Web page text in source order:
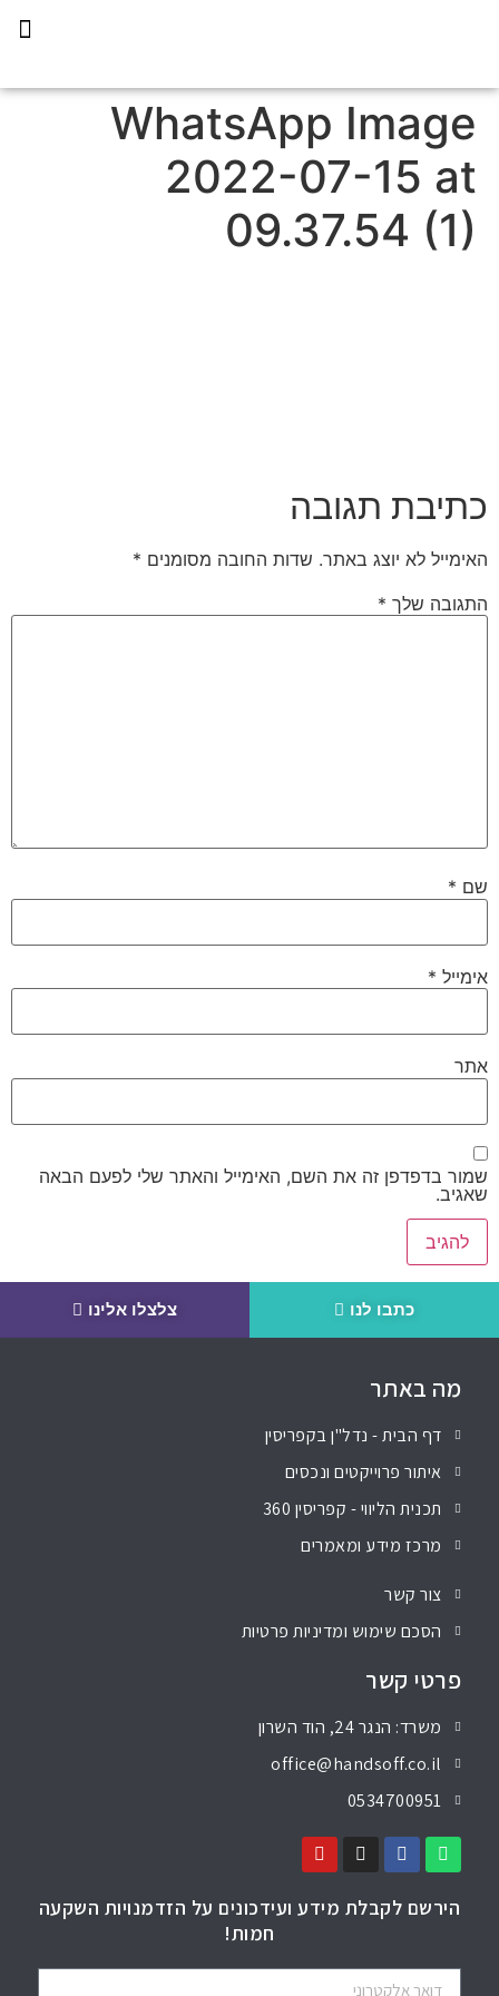
WhatsApp Image
2022-07-15 at
09.37.54 (1)
כתיבת תגובה
האימייל לא יוצג באתר. שדות החובה מסומנים *
התגובה שלך *
שם *
אימייל *
אתר
שמור בדפדפן זה את השם, האימייל והאתר שלי לפעם הבאה
שאגיב.
כתבו לנו צלצלו אלינו
מה באתר
דף הבית - נדל"ן בקפריסין
איתור פרוייקטים ונכסים
תכנית הליווי - קפריסין 360
מרכז מידע ומאמרים
צור קשר
הסכם שימוש ומדיניות פרטיות
פרטי קשר
משרד: הנגר 24, הוד השרון
office@handsoff.co.il
0534700951
הירשם לקבלת מידע ועידכונים על הזדמנויות השקעה
חמות!